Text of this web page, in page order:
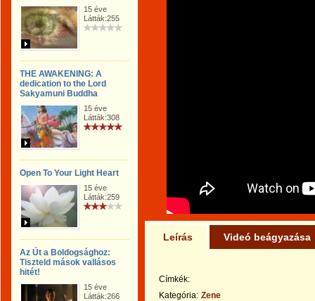
15 éve
Látták:255
THE AWAKENING: A
dedication to the Lord
Sakyamuni Buddha
15 éve
Látták:308
Open To Your Light Heart
15 éve
Látták:259
Az Út a Boldogsághoz:
Tiszteld mások vallásos
hitét!
15 éve
Látták:266
Leírás Videó beágyazása
Címkék:
Kategória: Zene